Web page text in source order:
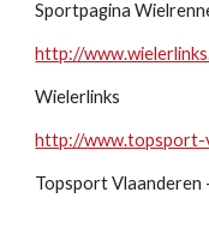
Sportpagina
http://
Wielerlinks
http://www.topsport-
Topsport